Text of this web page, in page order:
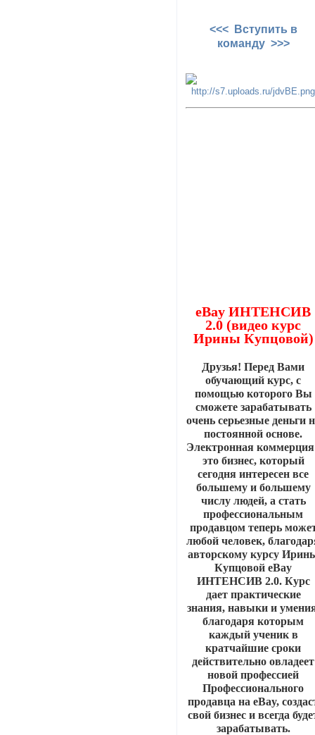
<<< Вступить в
команду >>>
eBay ИНТЕНСИВ
2.0 (видео курс
Ирины Купцовой)
Друзья! Перед Вами
обучающий курс, с
помощью которого Вы
сможете зарабатывать
очень серьезные деньги
постоянной основе.
Электронная
это бизнес, который
сегодня интересен все
большему и большему
числу людей, а стать
профессиональным
продавцом теперь
любой человек,
авторскому курсу
Купцовой eBay
ИНТЕНСИВ 2.0. Курс
дает практические
знания, навыки и
благодаря которым
каждый ученик в
кратчайшие сроки
действительно овладеет
новой профессией
Профессионального
продавца на eBay,
свой бизнес и всегда
зарабатывать.